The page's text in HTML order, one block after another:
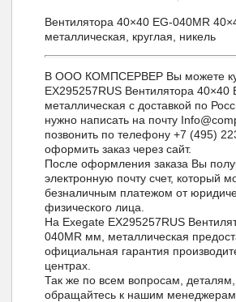
Вентилятора 40×40 EG-040MR
металлическая, круглая, никель
В ООО КОМПСЕРВЕР Вы можете
EX295257RUS Вентилятора 40×40
металлическая с доставкой по
нужно написать на почту
позвонить по телефону +7 (495)
оформить заказ через сайт.
После оформления заказа Вы
электронную почту счет, который
безналичным платежом от
физического лица.
На Exegate EX295257RUS
040MR мм, металлическая
официальная гарантия
центрах.
Так же по всем вопросам, деталям,
обращайтесь к нашим менеджерам.